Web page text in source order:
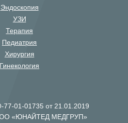
Эндоскопия
УЗИ
Терапия
Педиатрия
Хирургия
Гинекология
01-01735 от 21.01.2019
«ЮНАЙТЕД МЕДГРУП»